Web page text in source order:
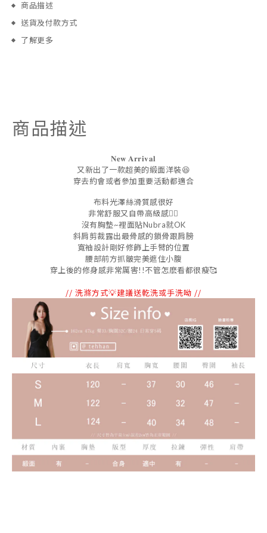
商品描述
送貨及付款方式
了解更多
商品描述
𝐍𝐞𝐰 𝐀𝐫𝐫𝐢𝐯𝐚𝐥
又新出了一款超美的緞面洋裝😆
穿去約會或者參加重要活動都適合
布料光澤絲滑質感很好
非常舒服又自帶高級感👍🏻
沒有胸墊~裡面貼Nubra就OK
斜肩剪裁露出最骨感的鎖骨跟肩膀
寬袖設計剛好修飾上手臂的位置
腰部前方抓皺完美遮住小腹
穿上後的修身感非常厲害!!不管怎麽看都很瘦🥰
// 洗滌方式💡建議送乾洗或手洗呦 //